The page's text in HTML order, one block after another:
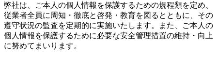
弊社は、ご本人の個人情報を保護するための規程類を定め、
従業者全員に周知・徹底と啓発・教育を図るとともに、その
遵守状況の監査を定期的に実施いたします。また、ご本人の
個人情報を保護するために必要な安全管理措置の維持・向上
に努めてまいります。